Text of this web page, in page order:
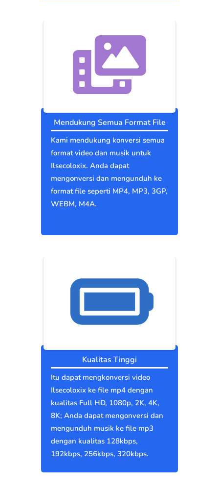
Mendukung Semua Format File
Kami mendukung konversi semua
format video dan musik untuk
Ilsecoloxix. Anda dapat
mengonversi dan mengunduh ke
format file seperti MP4, MP3, 3GP,
WEBM, M4A.
Kualitas Tinggi
Itu dapat mengkonversi video
Ilsecoloxix ke file mp4 dengan
kualitas Full HD, 1080p, 2K, 4K,
8K; Anda dapat mengonversi dan
mengunduh musik ke file mp3
dengan kualitas 128kbps,
192kbps, 256kbps, 320kbps.